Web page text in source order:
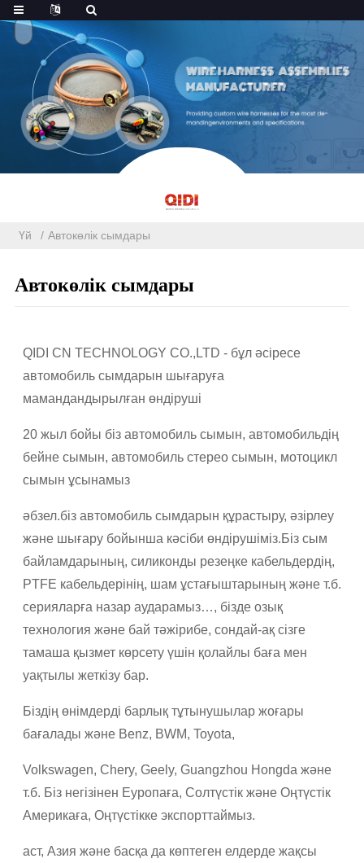
Үй Автокөлік сымдары
Автокөлік сымдары
QIDI CN TECHNOLOGY CO.,LTD - бұл әсіресе
автомобиль сымдарын шығаруға
мамандандырылған өндіруші
20 жыл бойы біз автомобиль сымын, автомобильдің
бейне сымын, автомобиль стерео сымын, мотоцикл
сымын ұсынамыз
әбзел.біз автомобиль сымдарын құрастыру, әзірлеу
және шығару бойынша кәсіби өндірушіміз.Біз сым
байламдарының, силиконды резеңке кабельдердің,
PTFE кабельдерінің, шам ұстағыштарының және т.б.
серияларға назар аударамыз…, бізде озық
технология және бай тәжірибе, сондай-ақ сізге
тамаша қызмет көрсету үшін қолайлы баға мен
уақтылы жеткізу бар.
Біздің өнімдерді барлық тұтынушылар жоғары
бағалады және Benz, BWM, Toyota,
Volkswagen, Chery, Geely, Guangzhou Hongda және
т.б. Біз негізінен Еуропаға, Солтүстік және Оңтүстік
Америкаға, Оңтүстікке экспорттаймыз.
аст, Азия және басқа да көптеген елдерде жақсы